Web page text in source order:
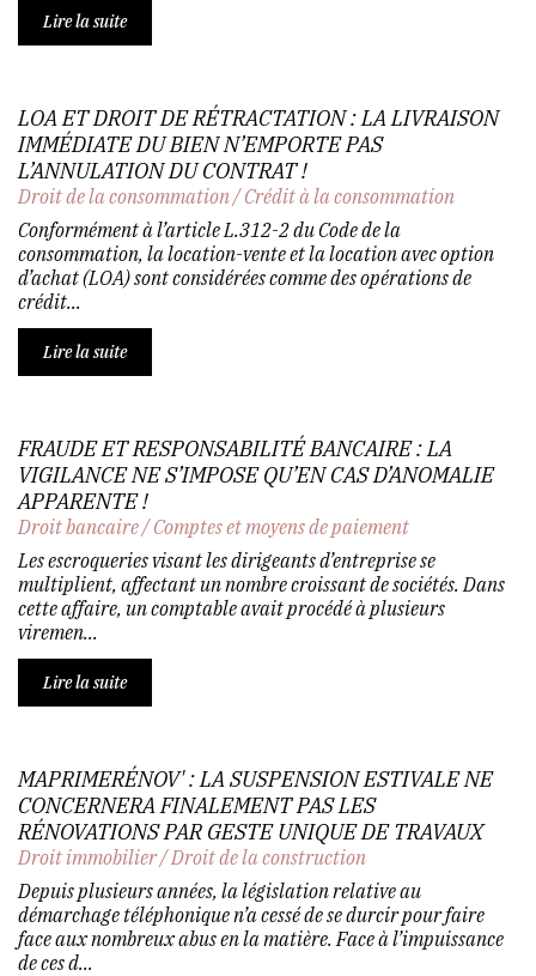
Lire la suite
LOA ET DROIT DE RÉTRACTATION : LA LIVRAISON
IMMÉDIATE DU BIEN N’EMPORTE PAS
L’ANNULATION DU CONTRAT !
Droit de la consommation/Crédit à la consommation
Conformément à l’article L.312-2 du Code de la
consommation, la location-vente et la location avec option
d’achat (LOA) sont considérées comme des opérations de
crédit...
Lire la suite
FRAUDE ET RESPONSABILITÉ BANCAIRE : LA
VIGILANCE NE S’IMPOSE QU’EN CAS D’ANOMALIE
APPARENTE !
Droit bancaire/Comptes et moyens de paiement
Les escroqueries visant les dirigeants d’entreprise se
multiplient, affectant un nombre croissant de sociétés. Dans
cette affaire, un comptable avait procédé à plusieurs
viremen...
Lire la suite
MAPRIMERÉNOV' : LA SUSPENSION ESTIVALE NE
CONCERNERA FINALEMENT PAS LES
RÉNOVATIONS PAR GESTE UNIQUE DE TRAVAUX
Droit immobilier/Droit de la construction
Depuis plusieurs années, la législation relative au
démarchage téléphonique n’a cessé de se durcir pour faire
face aux nombreux abus en la matière. Face à l’impuissance
de ces d...